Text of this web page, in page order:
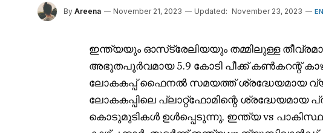
By Areena November 21, 2023 Updated: November 23, 2023
ഇന്ത്യയും ഓസ്‌ട്രേലിയയും തമ്മിലുള്ള
അഭൂതപൂർവമായ 5.9 കോടി പീക്ക് കൺകറന്റ്
ലോകകപ്പ് ഫൈനൽ സമയത്ത് ശ്രദ്ധേയമായ
ലോകകപ്പിലെ പ്ലാറ്റ്‌ഫോമിന്റെ
കൊടുമുടികൾ ഉൾപ്പെടുന്നു, ഇന്ത്യ vs